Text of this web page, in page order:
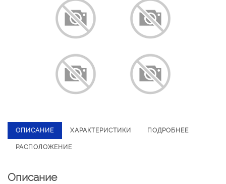
ОПИСАНИЕ ХАРАКТЕРИСТИКИ ПОДРОБНЕЕ
РАСПОЛОЖЕНИЕ
Описание